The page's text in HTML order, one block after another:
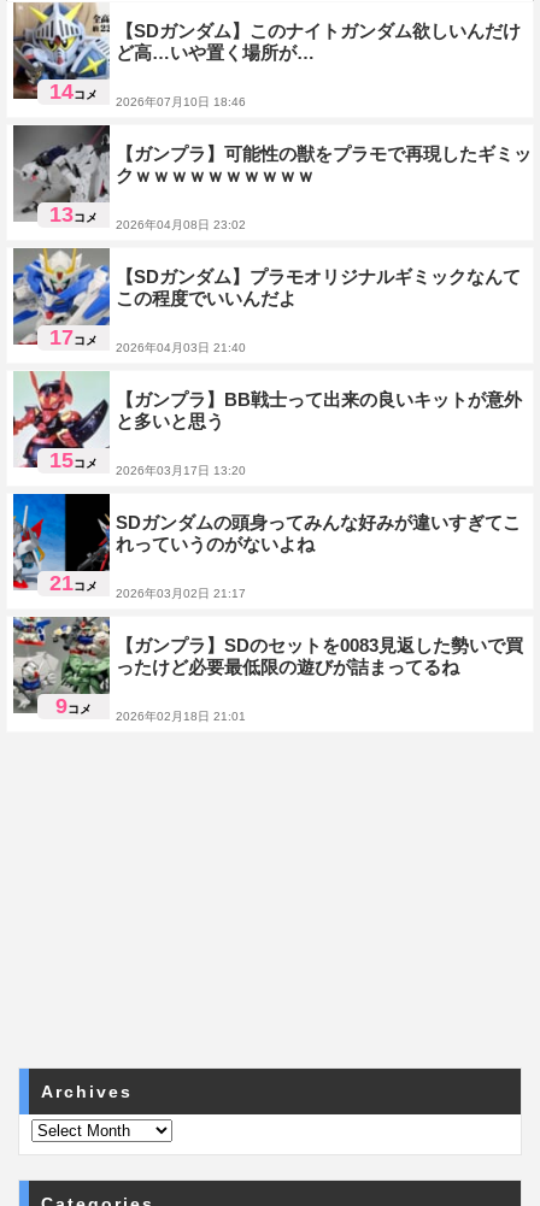
14コメ
【SDガンダム】このナイトガンダム欲しいんだけ
ど高…いや置く場所が…
2026年07月10日 18:46
13コメ
【ガンプラ】可能性の獣をプラモで再現したギミッ
クｗｗｗｗｗｗｗｗｗｗ
2026年04月08日 23:02
17コメ
【SDガンダム】プラモオリジナルギミックなんて
この程度でいいんだよ
2026年04月03日 21:40
15コメ
【ガンプラ】BB戦士って出来の良いキットが意外
と多いと思う
2026年03月17日 13:20
21コメ
SDガンダムの頭身ってみんな好みが違いすぎてこ
れっていうのがないよね
2026年03月02日 21:17
9コメ
【ガンプラ】SDのセットを0083見返した勢いで買
ったけど必要最低限の遊びが詰まってるね
2026年02月18日 21:01
Archives